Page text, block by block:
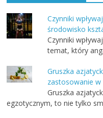
Czynniki
środowisko
Czynniki
temat, który
Gruszka
zastosowanie w
Gruszka
egzotycznym, to nie tylko